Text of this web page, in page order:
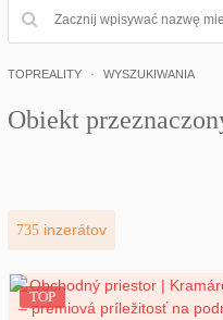
TOPREALITY WYSZUKIWANIA
Obiekt
735inzerátov
TOP